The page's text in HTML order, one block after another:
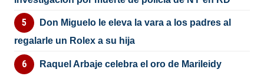
Don Miguelo le eleva la vara a los padres al
regalarle un Rolex a su hija
Raquel Arbaje celebra el oro de Marileidy